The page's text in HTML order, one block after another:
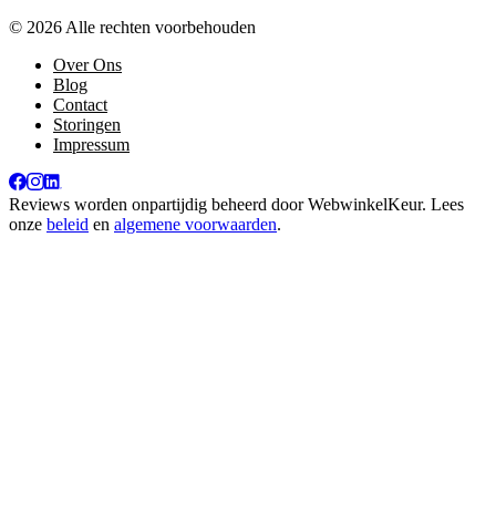
© 2026 Alle rechten voorbehouden
Over Ons
Blog
Contact
Storingen
Impressum
Reviews worden onpartijdig beheerd doorWebwinkelKeur. Lees
onze beleid en algemene voorwaarden.